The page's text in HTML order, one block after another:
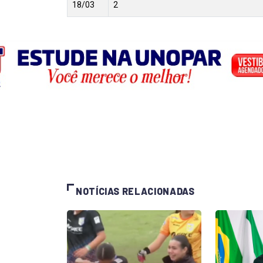
18/03 2
NOTÍCIAS RELACIONADAS